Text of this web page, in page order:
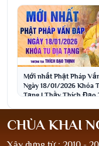
Mới nhất Phật Pháp
Ngày 18/01/2026 Khóa
Tạng | Thầy Thích Đạo
CHÙA KHAI